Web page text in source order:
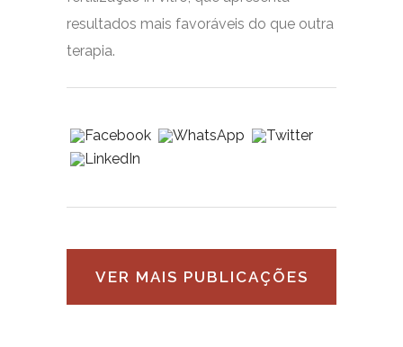
resultados mais favoráveis do que outra
terapia.
VER MAIS PUBLICAÇÕES